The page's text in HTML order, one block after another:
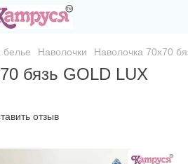
белье Наволочки Наволочка 70х70
бязь GOLD LUX
отзыв